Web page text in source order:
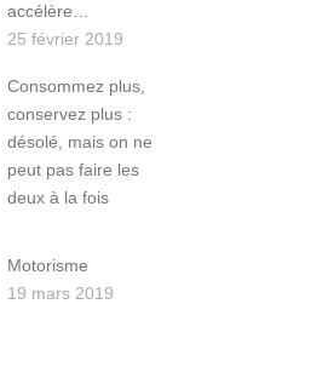
accélère…
25 février 2019
Consommez plus,
conservez plus :
désolé, mais on ne
peut pas faire les
deux à la fois
Motorisme
19 mars 2019